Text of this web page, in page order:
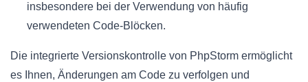
insbesondere bei der Verwendung von häufig
verwendeten Code-Blöcken.
Die integrierte Versionskontrolle von PhpStorm ermöglicht
es Ihnen, Änderungen am Code zu verfolgen und